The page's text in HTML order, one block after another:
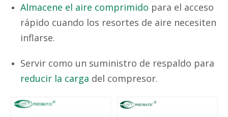
Almacene el aire comprimido para el acceso
rápido cuando los resortes de aire necesiten
inflarse.
Servir como un suministro de respaldo para
reducir la carga del compresor.